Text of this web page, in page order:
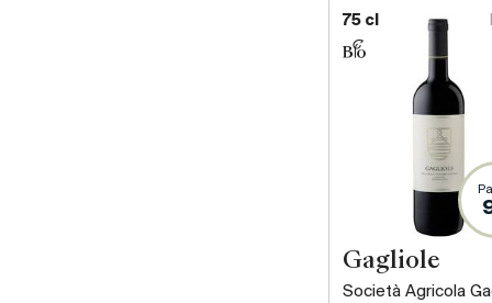
75 cl
Gagliole
Società Agricola